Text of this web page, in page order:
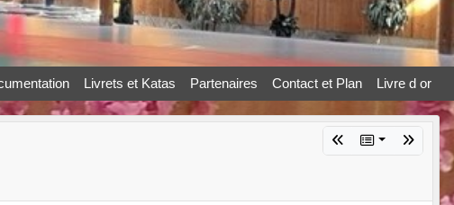
Livrets et Katas Partenaires Contact et Plan Livre d or